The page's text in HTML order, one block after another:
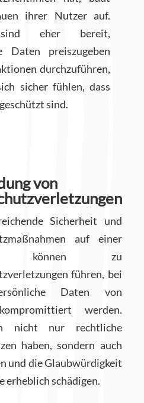
ihrer Nutzer auf.
eher bereit,
Daten preiszugeben
durchzuführen,
sicher fühlen, dass
sind.
von
Sicherheit und
auf einer
können zu
führen, bei
Daten von
werden.
nicht nur rechtliche
haben, sondern auch
und die Glaubwürdigkeit
erheblich schädigen.